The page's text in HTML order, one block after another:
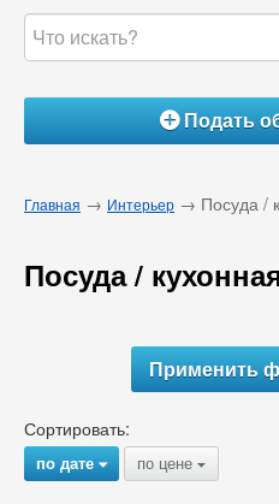
ÁПодать
Главная → Интерьер → Посуда /
Посуда /
Сортировать:
по дате{ по цене {